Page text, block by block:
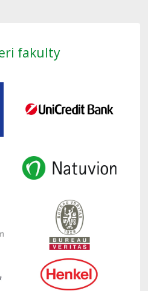
fakulty